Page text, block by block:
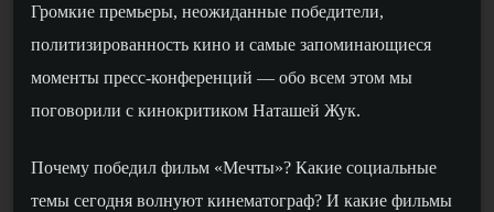
Громкие премьеры, неожиданные победители,
политизированность кино и самые запоминающиеся
моменты пресс-конференций — обо всем этом мы
поговорили с кинокритиком Наташей Жук.
Почему победил фильм «Мечты»? Какие социальные
темы сегодня волнуют кинематограф? И какие фильмы